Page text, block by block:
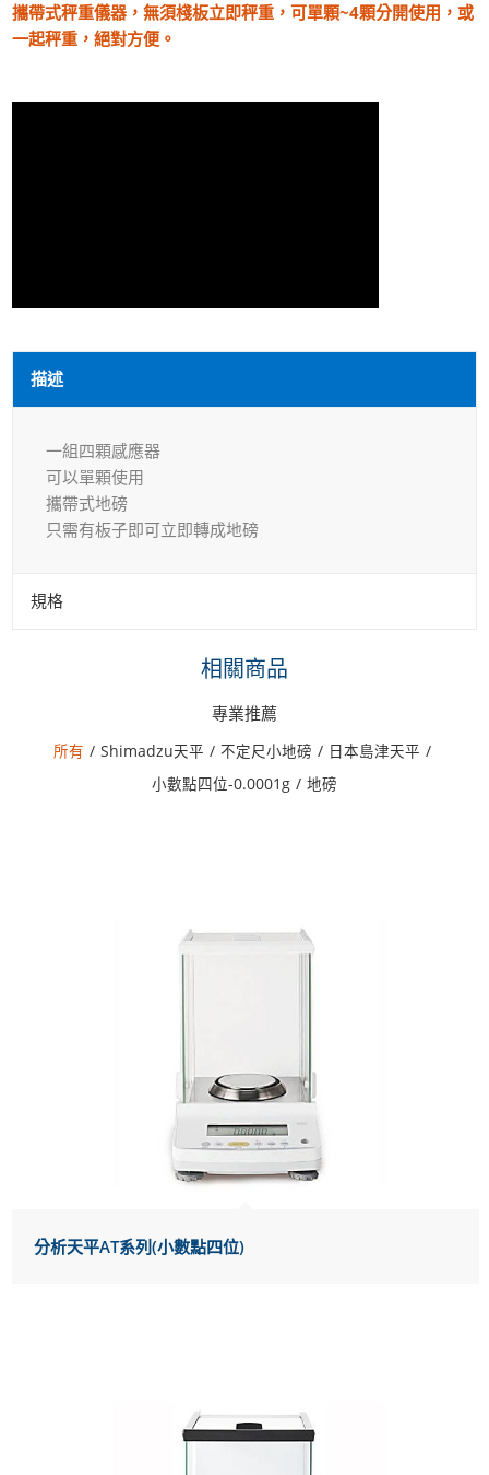
攜帶式秤重儀器，無須棧板立即秤重，可單顆~4顆分開使用，或
一起秤重，絕對方便。
描述
一組四顆感應器
可以單顆使用
攜帶式地磅
只需有板子即可立即轉成地磅
規格
相關商品
專業推薦
所有 / Shimadzu天平 / 不定尺小地磅 / 日本島津天平 /
小數點四位-0.0001g / 地磅
分析天平AT系列(小數點四位)